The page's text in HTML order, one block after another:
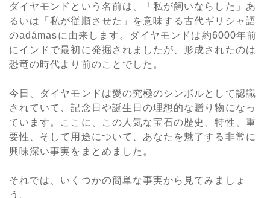
ダイヤモンドという名前は、「私が飼いならした」あ
るいは「私が従順させた」を意味する古代ギリシャ語
のadámasに由来します。ダイヤモンドは約6000年前
にインドで最初に発掘されましたが、形成されたのは
恐竜の時代より前のことでした。
今日、ダイヤモンドは愛の究極のシンボルとして認識
されていて、記念日や誕生日の理想的な贈り物になっ
ています。ここに、この人気な宝石の歴史、特性、重
要性、そして用途について、あなたを魅了する非常に
興味深い事実をまとめました。
それでは、いくつかの簡単な事実から見てみましょ
う。